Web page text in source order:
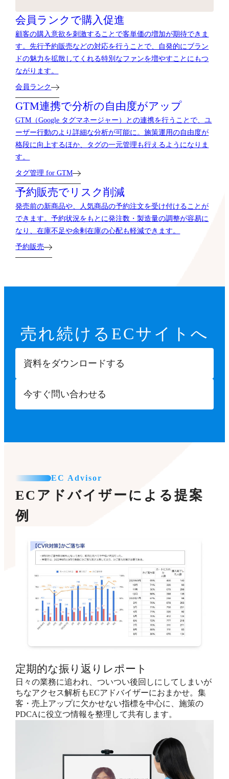
会員ランクで購入促進
顧客の購入意欲を刺激することで客単価の増加が期待できま
す。先行予約販売などの対応を行うことで、自発的にブラン
ドの魅力を拡散してくれる特別なファンを増やすことにもつ
ながります。
会員ランク
GTM連携で分析の自由度がアップ
GTM（Google タグマネージャー）との連携を行うことで、ユ
ーザー行動のより詳細な分析が可能に。施策運用の自由度が
格段に向上するほか、タグの一元管理も行えるようになりま
す。
タグ管理 for GTM
予約販売でリスク削減
発売前の新商品や、人気商品の予約注文を受け付けることが
できます。予約状況をもとに発注数・製造量の調整が容易に
なり、在庫不足や余剰在庫の心配も軽減できます。
予約販売
売れ続ける ECサイトへ
資料をダウンロードする
今すぐ問い合わせる
EC Advisor
ECアドバイザーによる提案
例
定期的な振り返りレポート
日々の業務に追われ、ついつい後回しにしてしまいが
ちなアクセス解析もECアドバイザーにおまかせ。集
客・売上アップに欠かせない指標を中心に、施策の
PDCAに役立つ情報を整理して共有します。